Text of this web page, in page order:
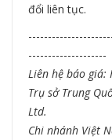
đổi liên tục.
--------------------
Liên hệ báo giá:
Trụ sở Trung
Ltd.
Chi nhánh Việt